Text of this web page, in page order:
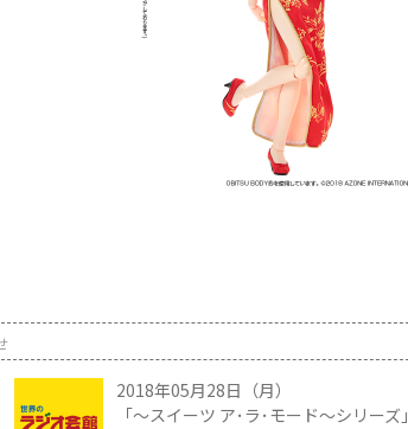
2018年05月28日（月）
「～スイーツ ア･ラ･モード～シリーズ」